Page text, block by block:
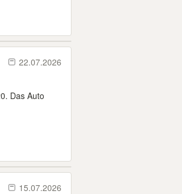
22.07.2026
Das Auto
15.07.2026